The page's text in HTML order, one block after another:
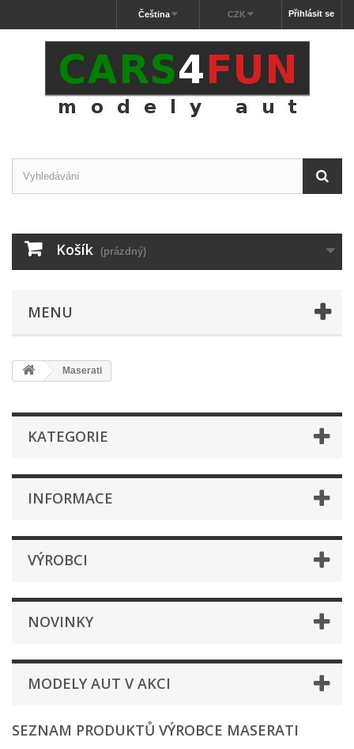
Přihlásit se
CZK
Čeština
Košík (prázdný)
MENU
Maserati
KATEGORIE
INFORMACE
VÝROBCI
NOVINKY
MODELY AUT V AKCI
SEZNAM PRODUKTŮ VÝROBCE MASERATI